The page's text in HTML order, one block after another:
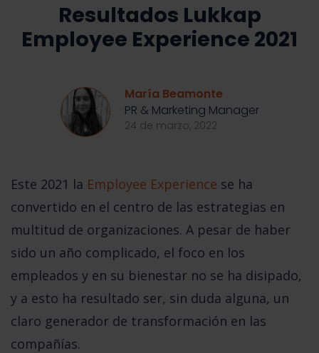
Resultados Lukkap
Employee Experience 2021
María Beamonte
PR & Marketing Manager
24 de marzo, 2022
Este 2021 la Employee Experience se ha
convertido en el centro de las estrategias en
multitud de organizaciones. A pesar de haber
sido un año complicado, el foco en los
empleados y en su bienestar no se ha disipado,
y a esto ha resultado ser, sin duda alguna, un
claro generador de transformación en las
compañías.